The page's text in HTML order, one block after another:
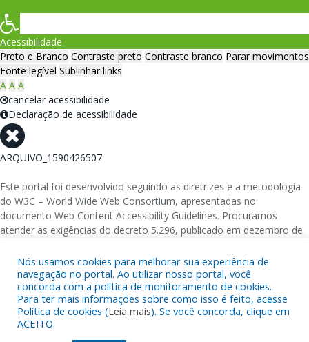
Nós usamos cookies para melhorar sua experiência de
navegação no portal. Ao utilizar nosso portal, você
concorda com a política de monitoramento de cookies.
Para ter mais informações sobre como isso é feito, acesse
Política de cookies (Leia mais). Se você concorda, clique em
ACEITO.
Acessibilidade
Preto e Branco Contraste preto Contraste branco Parar movimentos
Fonte legível Sublinhar links
A A A
cancelar acessibilidade
Declaração de acessibilidade
ARQUIVO_1590426507
Este portal foi desenvolvido seguindo as diretrizes e a metodologia
do W3C – World Wide Web Consortium, apresentadas no
documento Web Content Accessibility Guidelines. Procuramos
atender as exigências do decreto 5.296, publicado em dezembro de
eletrônicos da administração pública na rede mundial de
computadores para o uso das pessoas com necessidades especiais,
garantindo-lhes o pleno acesso aos conteúdos disponíveis.
Além de validações automáticas, foram realizados testes em
diversos navegadores e através do utilitário de acesso a Internet do